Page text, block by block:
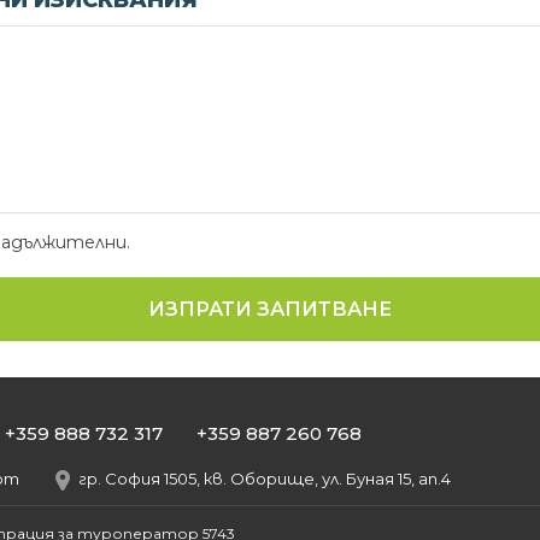
+359 888 732 317 +359 887 260 768
гр. София 1505, кв. Оборище, ул. Буная 15, ап.4
за туроператор 5743